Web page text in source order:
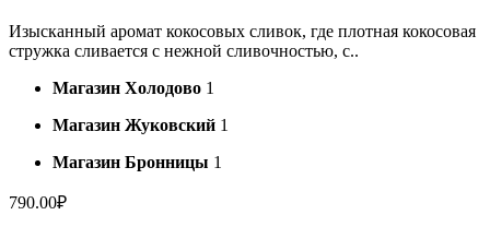
Изысканный аромат кокосовых сливок, где плотная кокосовая
стружка сливается с нежной сливочностью, с..
Магазин Холодово 1
Магазин Жуковский 1
Магазин Бронницы 1
790.00₽